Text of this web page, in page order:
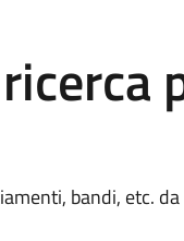
bandi, etc.